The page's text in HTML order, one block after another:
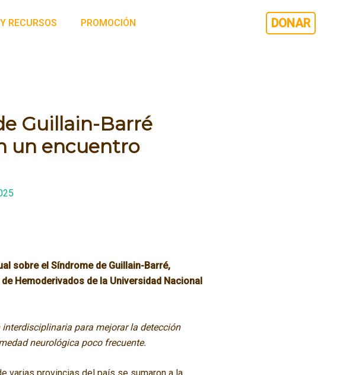
RECURSOS PROMOCIÓN DONAR
Guillain-Barré
un encuentro
sobre el Síndrome de Guillain-Barré,
Hemoderivados de la Universidad Nacional
para mejorar la detección
neurológica poco frecuente.